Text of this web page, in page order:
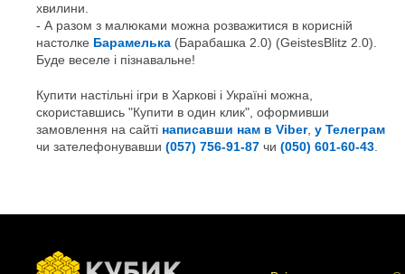
хвилини.
А разом з малюками можна розважитися в корисній
настолке Барамелька (Барабашка 2.0) (GeistesBlitz 2.0).
Буде веселе і пізнавальне!
Купити настільні ігри в Харкові і Україні можна,
скориставшись "Купити в один клик", оформивши
замовлення на сайті написавши нам в Viber, у Телеграм
чи зателефонувавши (057) 756-91-87 чи (050) 601-60-43.